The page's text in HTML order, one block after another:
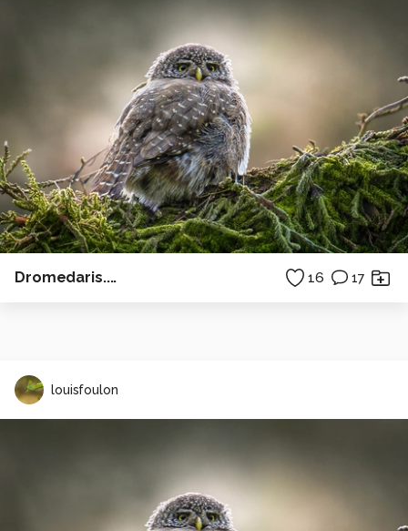
Dromedaris.... 16 17
louisfoulon